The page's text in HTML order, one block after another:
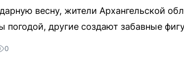
весну, жители Архангельской
погодой, другие создают забавные
0